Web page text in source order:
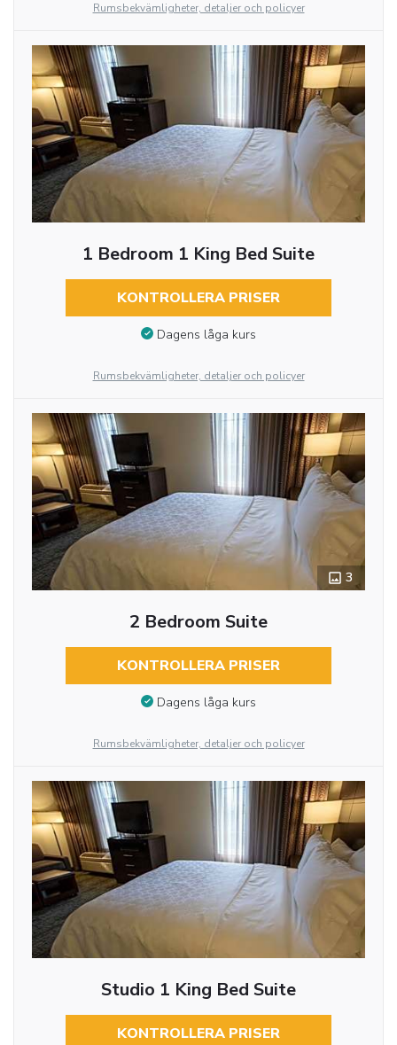
Rumsbekvämligheter, detaljer och policyer
1 Bedroom 1 King Bed Suite
KONTROLLERA PRISER
Dagens låga kurs
Rumsbekvämligheter, detaljer och policyer
3
2 Bedroom Suite
KONTROLLERA PRISER
Dagens låga kurs
Rumsbekvämligheter, detaljer och policyer
Studio 1 King Bed Suite
KONTROLLERA PRISER